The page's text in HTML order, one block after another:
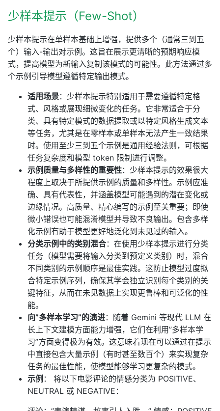
少样本提示（Few-Shot）
少样本提示在单样本基础上增强，提供多个（通常三到五
个）输入-输出对示例。这旨在展示更清晰的预期响应模
式，提高模型为新输入复制该模式的可能性。此方法通过多
个示例引导模型遵循特定输出模式。
适用场景：少样本提示特别适用于需要遵循特定格
式、风格或展现细微变化的任务。它非常适合于分
类、具有特定模式的数据提取或以特定风格生成文本
等任务，尤其是在零样本或单样本无法产生一致结果
时。使用至少三到五个示例是通用经验法则，可根据
任务复杂度和模型 token 限制进行调整。
示例质量与多样性的重要性：少样本提示的效果很大
程度上取决于所提供示例的质量和多样性。示例应准
确、具有代表性，并涵盖模型可能遇到的潜在变化或
边缘情况。高质量、精心编写的示例至关重要；即使
微小错误也可能混淆模型并导致不良输出。包含多样
化示例有助于模型更好地泛化到未见过的输入。
分类示例中的类别混合：在使用少样本提示进行分类
任务（模型需要将输入分类到预定义类别）时，混合
不同类别的示例顺序是最佳实践。这防止模型过度拟
合特定示例序列，确保其学会独立识别每个类别的关
键特征，从而在未见数据上实现更鲁棒和可泛化的性
能。
向”多样本学习”的演进：随着 Gemini 等现代 LLM 在
长上下文建模方面能力增强，它们在利用”多样本学
习”方面变得极为有效。这意味着现在可以通过在提示
中直接包含大量示例（有时甚至数百个）来实现复杂
任务的最佳性能，使模型能够学习更复杂的模式。
示例 ： 将以下电影评论的情感分类为 POSITIVE、
NEUTRAL 或 NEGATIVE：